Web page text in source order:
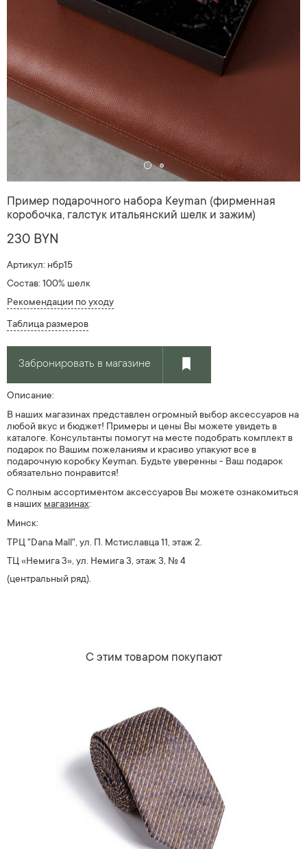
Пример подарочного набора Keyman (фирменная
коробочка, галстук итальянский шелк и зажим)
230 BYN
Артикул: нбр15
Состав: 100% шелк
Рекомендации по уходу
Таблица размеров
Забронировать в магазине
Описание:
В наших магазинах представлен огромный выбор аксессуаров на
любой вкус и бюджет! Примеры и цены Вы можете увидеть в
каталоге. Консультанты помогут на месте подобрать комплект в
подарок по Вашим пожеланиям и красиво упакуют все в
подарочную коробку Keyman. Будьте уверенны - Ваш подарок
обязательно понравится!
С полным ассортиментом аксессуаров Вы можете ознакомиться
в наших магазинах:
Минск:
ТРЦ"Dana Mall", ул. П. Мстиславца 11, этаж 2.
ТЦ «Немига 3», ул. Немига 3, этаж 3, № 4
(центральный ряд).
С этим товаром покупают